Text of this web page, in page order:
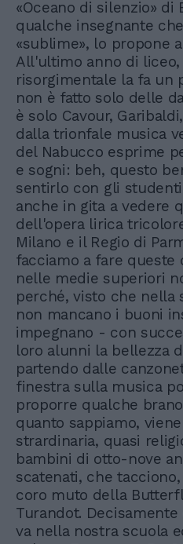
«Oceano di silenzio» di
qualche insegnante
«sublime», lo propone
All'ultimo anno di
risorgimentale la fa un
non è fatto solo delle
è solo Cavour,
dalla trionfale musica
del Nabucco esprime
e sogni: beh, questo
sentirlo con gli
anche in gita a vedere
dell'opera lirica
Milano e il Regio di
facciamo a fare queste
nelle medie superiori
perché, visto che nella
non mancano i buoni
impegnano - con
loro alunni la bellezza
partendo dalle
finestra sulla musica
proporre qualche
quanto sappiamo,
strardinaria, quasi
bambini di otto-nove
scatenati, che
coro muto della
Turandot.
va nella nostra scuola